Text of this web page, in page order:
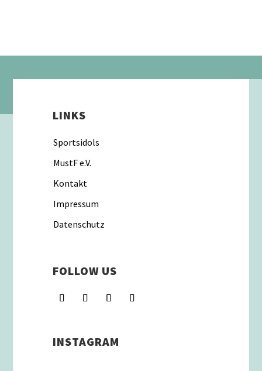
LINKS
Sportsidols
MustF e.V.
Kontakt
Impressum
Datenschutz
FOLLOW US
INSTAGRAM